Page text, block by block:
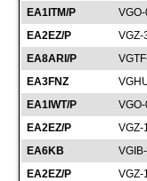
EA1ITM/P
EA2EZ/P
VGZ-
EA8ARI/P
EA3FNZ
EA1IWT/P
EA2EZ/P
VGZ-
EA6KB
EA2EZ/P
VGZ-